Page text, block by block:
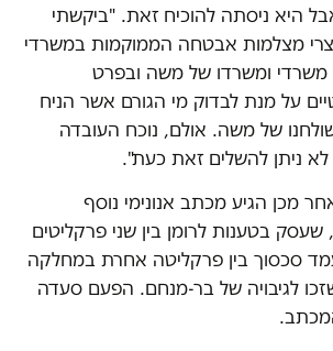
היא ניסתה להוכיח זאת. "ביקשתי
מצלמות אבטחה הממוקמות במשרדי
ומשרדו של משה ובפרט
על מנת לבדוק מי הגורם אשר הניח
של משה. אולם, נוכח העובדה
ניתן להשלים זאת כעת".
מכן הגיע מכתב אנונימי נוסף
בטענות לרומן בין שני פרקליטים
סכסוך בין פרקליטה אחרת במחלקה
לגיבויה של בר-מנחם. הפעם סעדה